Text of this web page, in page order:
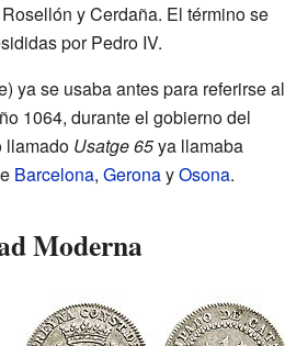
y Cerdaña. El término se
por Pedro IV.
ya se usaba antes para referirse al
1064, durante el gobierno del
llamado Usatge 65ya llamaba
Barcelona, GeronayOsona.
Moderna